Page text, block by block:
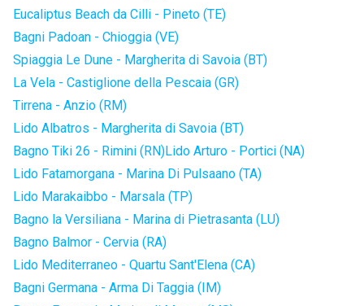
Eucaliptus Beach da Cilli - Pineto (TE)
Bagni Padoan - Chioggia (VE)
Spiaggia Le Dune - Margherita di Savoia (BT)
La Vela - Castiglione della Pescaia (GR)
Tirrena - Anzio (RM)
Lido Albatros - Margherita di Savoia (BT)
Bagno Tiki 26 - Rimini (RN)Lido Arturo - Portici (NA)
Lido Fatamorgana - Marina Di Pulsaano (TA)
Lido Marakaibbo - Marsala (TP)
Bagno la Versiliana - Marina di Pietrasanta (LU)
Bagno Balmor - Cervia (RA)
Lido Mediterraneo - Quartu Sant'Elena (CA)
Bagni Germana - Arma Di Taggia (IM)